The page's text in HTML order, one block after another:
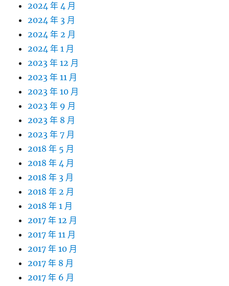
2024 年 4 月
2024 年 3 月
2024 年 2 月
2024 年 1 月
2023 年 12 月
2023 年 11 月
2023 年 10 月
2023 年 9 月
2023 年 8 月
2023 年 7 月
2018 年 5 月
2018 年 4 月
2018 年 3 月
2018 年 2 月
2018 年 1 月
2017 年 12 月
2017 年 11 月
2017 年 10 月
2017 年 8 月
2017 年 6 月